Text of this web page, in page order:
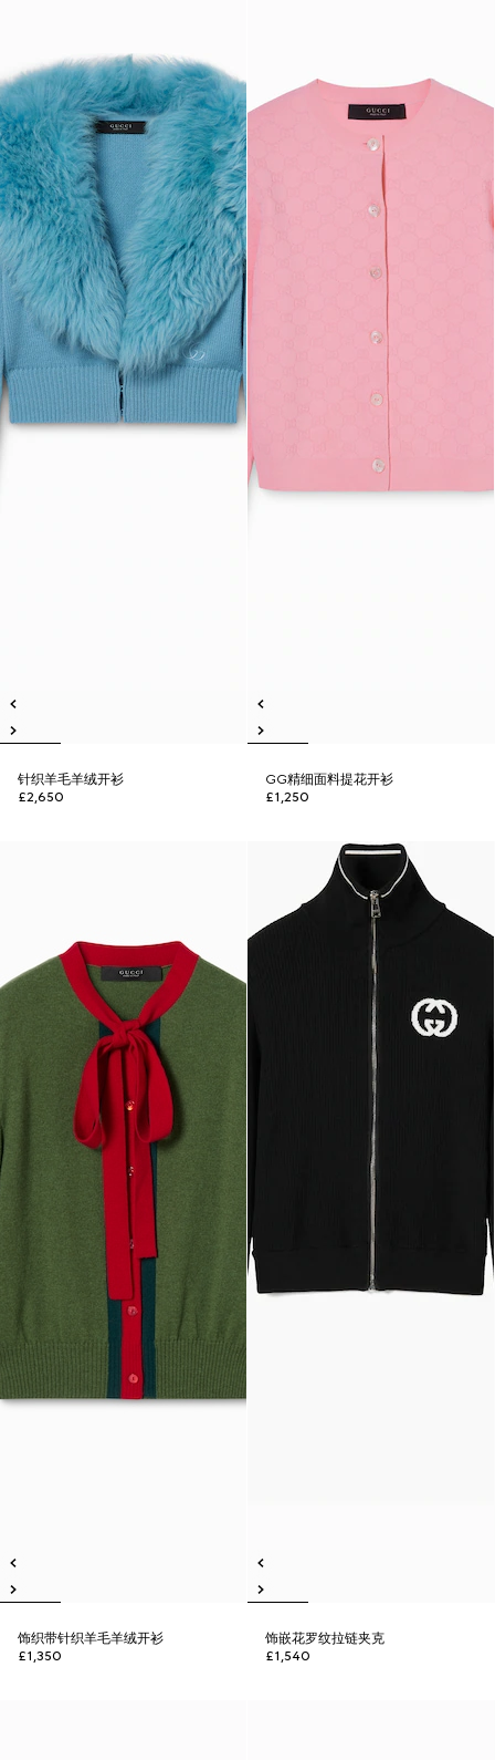
针织羊毛羊绒开衫
£2,650
GG精细面料提花开衫
£1,250
饰织带针织羊毛羊绒开衫
£1,350
饰嵌花罗纹拉链夹克
£1,540